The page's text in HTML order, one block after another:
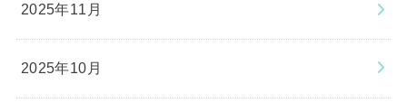
2025年11月
2025年10月